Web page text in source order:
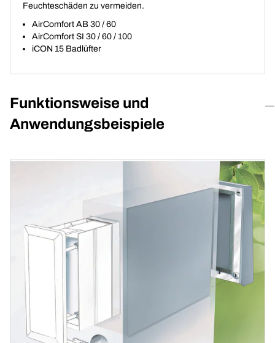
Feuchteschäden zu vermeiden.
AirComfort AB 30 / 60
AirComfort SI 30 / 60 / 100
iCON 15 Badlüfter
Funktionsweise und
Anwendungsbeispiele